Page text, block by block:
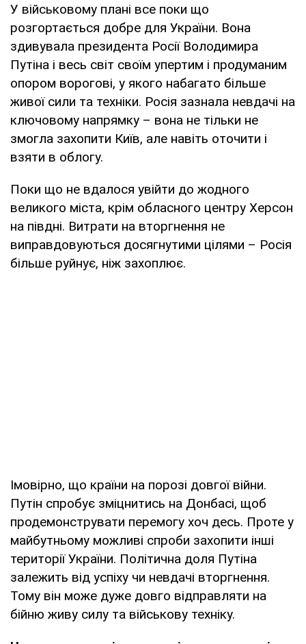
У військовому плані все поки що
розгортається добре для України. Вона
здивувала президента Росії Володимира
Путіна і весь світ своїм упертим і продуманим
опором ворогові, у якого набагато більше
живої сили та техніки. Росія зазнала невдачі на
ключовому напрямку – вона не тільки не
змогла захопити Київ, але навіть оточити і
взяти в облогу.
Поки що не вдалося увійти до жодного
великого міста, крім обласного центру Херсон
на півдні. Витрати на вторгнення не
виправдовуються досягнутими цілями – Росія
більше руйнує, ніж захоплює.
Імовірно, що країни на порозі довгої війни.
Путін спробує зміцнитись на Донбасі, щоб
продемонструвати перемогу хоч десь. Проте у
майбутньому можливі спроби захопити інші
території України. Політична доля Путіна
залежить від успіху чи невдачі вторгнення.
Тому він може дуже довго відправляти на
бійню живу силу та військову техніку.